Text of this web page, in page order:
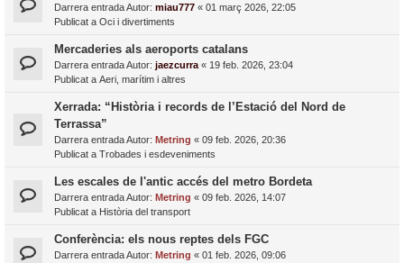
Darrera entrada Autor: miau777 « 01 març 2026, 22:05
Publicat a Oci i divertiments
Mercaderies als aeroports catalans
Darrera entrada Autor: jaezcurra « 19 feb. 2026, 23:04
Publicat a Aeri, marítim i altres
Xerrada: “Història i records de l’Estació del Nord de
Terrassa”
Darrera entrada Autor: Metring « 09 feb. 2026, 20:36
Publicat a Trobades i esdeveniments
Les escales de l'antic accés del metro Bordeta
Darrera entrada Autor: Metring « 09 feb. 2026, 14:07
Publicat a Història del transport
Conferència: els nous reptes dels FGC
Darrera entrada Autor: Metring « 01 feb. 2026, 09:06